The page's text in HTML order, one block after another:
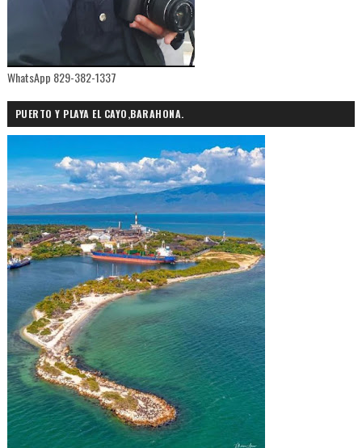
WhatsApp 829-382-1337
PUERTO Y PLAYA EL CAYO,BARAHONA.